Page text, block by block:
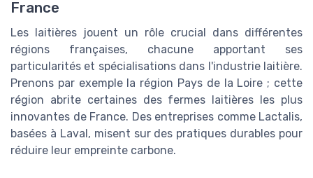
France
Les laitières jouent un rôle crucial dans différentes
régions françaises, chacune apportant ses
particularités et spécialisations dans l'industrie laitière.
Prenons par exemple la région Pays de la Loire ; cette
région abrite certaines des fermes laitières les plus
innovantes de France. Des entreprises comme Lactalis,
basées à Laval, misent sur des pratiques durables pour
réduire leur empreinte carbone.